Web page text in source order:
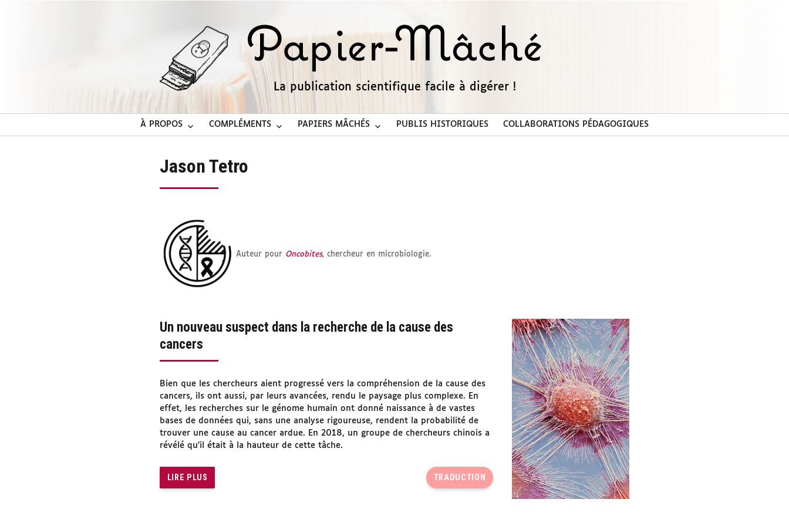
La publication scientifique facile à digérer !
À PROPOS COMPLÉMENTS PAPIERS MÂCHÉS PUBLIS HISTORIQUES COLLABORATIONS PÉDAGOGIQUES
Jason Tetro
Auteur pour Oncobites, chercheur en microbiologie.
Un nouveau suspect dans la recherche de la cause des
cancers
Bien que les chercheurs aient progressé vers la compréhension de la cause des
cancers, ils ont aussi, par leurs avancées, rendu le paysage plus complexe. En
effet, les recherches sur le génome humain ont donné naissance à de vastes
bases de données qui, sans une analyse rigoureuse, rendent la probabilité de
trouver une cause au cancer ardue. En 2018, un groupe de chercheurs chinois a
révélé qu’il était à la hauteur de cette tâche.
LIRE PLUS TRADUCTION